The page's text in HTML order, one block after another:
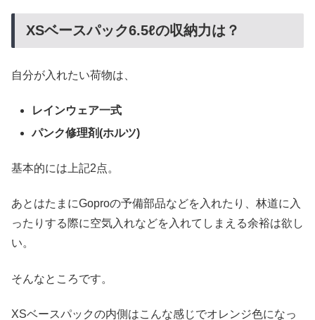
XSベースパック6.5ℓの収納力は？
自分が入れたい荷物は、
レインウェア一式
パンク修理剤(ホルツ)
基本的には上記2点。
あとはたまにGoproの予備部品などを入れたり、林道に入
ったりする際に空気入れなどを入れてしまえる余裕は欲し
い。
そんなところです。
XSベースパックの内側はこんな感じでオレンジ色になっ